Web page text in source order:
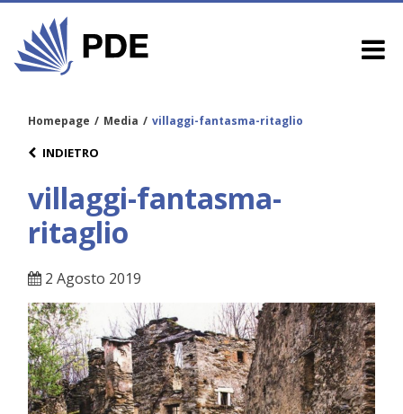
Homepage / Media / villaggi-fantasma-ritaglio
INDIETRO
villaggi-fantasma-
ritaglio
2 Agosto 2019